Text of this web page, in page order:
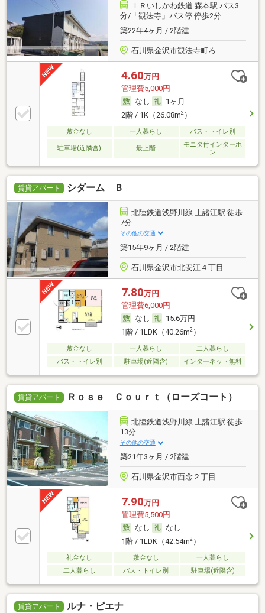
ＩＲいしかわ鉄道 森本駅 バス3
分/「観法寺」バス停 停歩2分
築22年4ヶ月 / 2階建
石川県金沢市観法寺町ろ
4.60万円
管理費5,000円
なし
1ヶ月
2階 / 1K（26.08m2）
敷金なし 一人暮らし バス・トイレ別
駐車場(近隣含) 最上階
モニタ付インターホ
ン
賃貸アパート シダーム Ｂ
北陸鉄道浅野川線 上諸江駅 徒歩
7分
その他の交通
築15年9ヶ月 / 2階建
石川県金沢市北安江４丁目
7.80万円
管理費6,000円
なし
15.6万円
1階 / 1LDK（40.26m2）
敷金なし 一人暮らし
二人暮らし
バス・トイレ別
駐車場(近隣含) インターネット無料
賃貸アパート Ｒｏｓｅ Ｃｏｕｒｔ（ローズコート）
北陸鉄道浅野川線 上諸江駅 徒歩
13分
その他の交通
築21年3ヶ月 / 2階建
石川県金沢市西念２丁目
7.90万円
管理費5,500円
なし
なし
1階 / 1LDK（42.54m2）
礼金なし 敷金なし
一人暮らし
二人暮らし
バス・トイレ別 駐車場(近隣含)
賃貸アパート ルナ・ピエナ